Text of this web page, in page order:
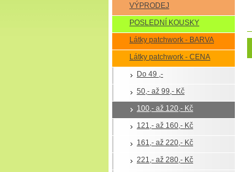
VÝPRODEJ
POSLEDNÍ KOUSKY
Látky patchwork - BARVA
Látky patchwork - CENA
Do 49 ,-
50,- až 99,- Kč
100,- až 120,- Kč
121,- až 160,- Kč
161,- až 220,- Kč
221,- až 280,- Kč